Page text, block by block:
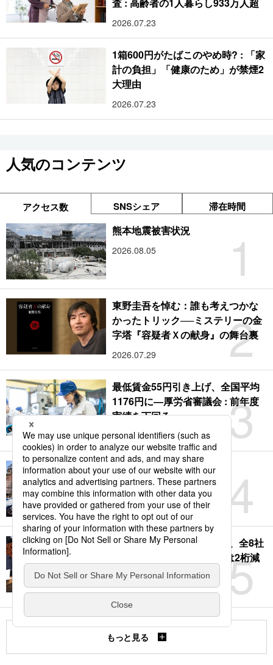
2026.07.23
1箱600円がたばこのやめ時? : 「家
計の負担」「健康のため」が禁煙2
大理由
2026.07.23
人気のコンテンツ
アクセス数 SNSシェア 滞在時間
1
熊本地震被害状況
2026.08.05
2
東野圭吾を悼む：誰も考えつかな
かったトリック──ミステリーの金
字塔『容疑者Ｘの献身』の舞台裏
2026.07.29
3
最低賃金55円引き上げ、全国平均
1176円に―厚労省審議会 : 前年度
実績を下回る
2026.07.30
4
日本の世界遺産一覧
2026.07.26
5
【高市内閣の支持率】急落、全8社
が政権発足後最低に：3社は2桁減
─7月世論調査
2026.07.31
もっと見る